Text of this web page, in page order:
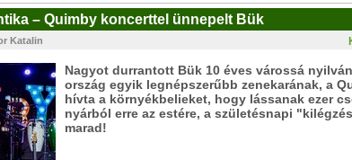
– Quimby koncerttel ünnepelt Bük
Katalin
Nagyot durrantott Bük 10 éves várossá
ország egyik legnépszerűbb zenekarának, a
hívta a környékbelieket, hogy lássanak ezer
nyárból erre az estére, a születésnapi
marad!